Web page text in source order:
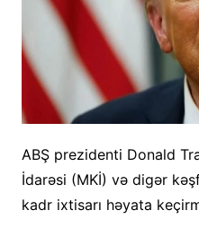
ABŞ prezidenti Donald
İdarəsi (MKİ) və digər
kadr ixtisarı həyata